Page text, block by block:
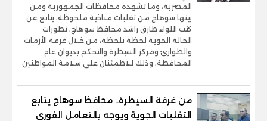
المصرية، وما تشهده محافظات الجمهورية ومن
بينها سوهاج من تقلبات مناخية ملحوظة، يتابع عن
كثب اللواء طارق راشد محافظ سوهاج، تطورات
الحالة الجوية لحظة بلحظة، من خلال غرفة الأزمات
والطوارئ ومركز السيطرة والتحكم بديوان عام
المحافظة، وذلك للاطمئنان على سلامة المواطنين
من غرفة السيطرة.. محافظ سوهاج يتابع
التقلبات الجوية ويوجه بالتعامل الفوري